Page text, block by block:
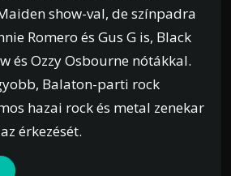
show-val, de színpadra
Romero és Gus G is, Black
és Ozzy Osbourne nótákkal.
Balaton-parti rock
hazai rock és metal zenekar
érkezését.